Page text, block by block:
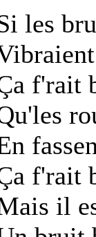
les
f'rait
f'rait
il